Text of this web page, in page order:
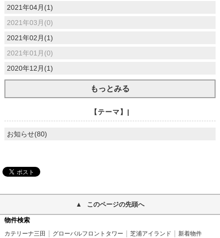
2021年04月(1)
2021年03月(0)
2021年02月(1)
2021年01月(0)
2020年12月(1)
もっとみる
【テーマ】|
お知らせ(80)
このページの先頭へ
物件検索
カテリーナ三田 グローバルフロントタワー 芝浦アイランド 新着物件